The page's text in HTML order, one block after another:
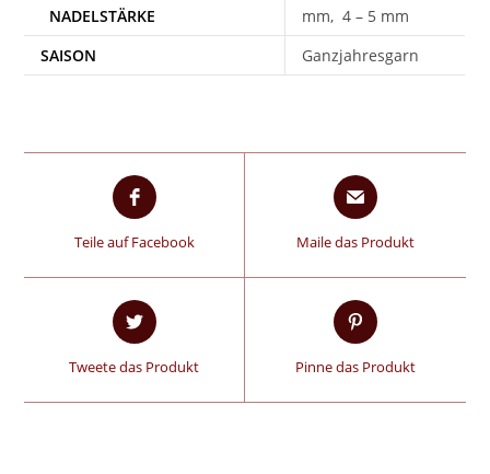
mm, 4 – 5 mm
SAISON
Ganzjahresgarn
Teile auf Facebook Maile das Produkt
Tweete das Produkt Pinne das Produkt